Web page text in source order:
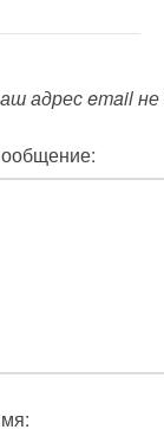
адрес email не